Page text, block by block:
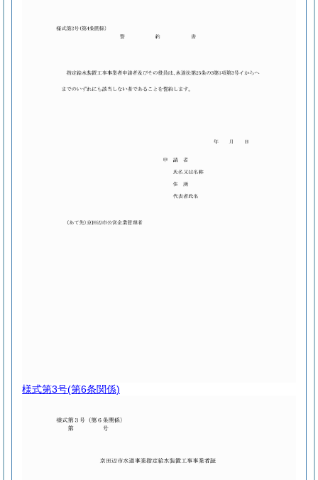
様式第3号(第6条関係)